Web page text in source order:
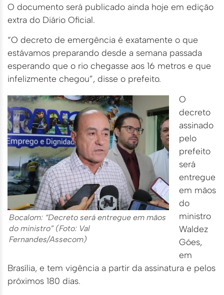
O documento será publicado ainda hoje em edição
extra do Diário Oficial.
“O decreto de emergência é exatamente o que
estávamos preparando desde a semana passada
esperando que o rio chegasse aos 16 metros e que
infelizmente chegou”, disse o prefeito.
Bocalom: “Decreto será entregue em mãos
do ministro” (Foto: Val
Fernandes/Assecom)
O
decreto
assinado
pelo
prefeito
será
entregue
em mãos
do
ministro
Waldez
Góes,
em
Brasília, e tem vigência a partir da assinatura e pelos
próximos 180 dias.